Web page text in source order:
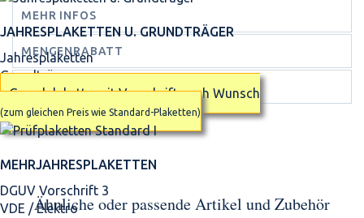
JAHRES­PLAKETTEN U. GRUNDTRÄGER
Jahresplaketten
Grundträger
Grundplakette mit Vorschrift nach Wunsch
(zum gleichen Preis wie Standard-Plaketten)
MEHRJAHRES­PLAKETTEN
DGUV Vorschrift 3
VDE / Elektro
MEHR INFOS
MENGENRABATT
TECHNISCHE DATEN
Ähnliche oder passende Artikel und Zubehör